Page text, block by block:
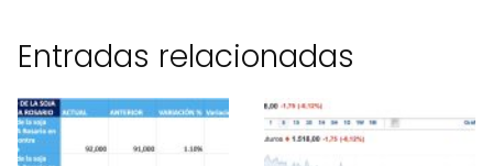
Entradas relacionadas